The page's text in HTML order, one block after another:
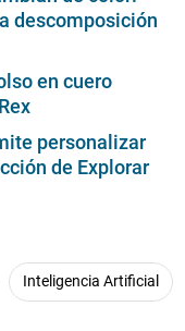
descomposición
en cuero
personalizar
de Explorar
Inteligencia Artificial